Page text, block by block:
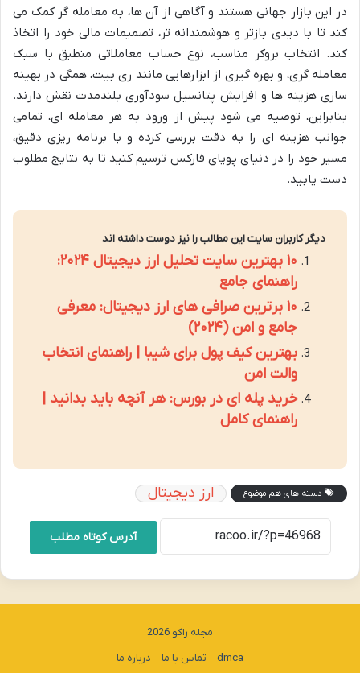
در این بازار جهانی هستند و آگاهی از آن ها، به معامله گر کمک می
کند تا با دیدی بازتر و هوشمندانه تر، تصمیمات مالی خود را اتخاذ
کند. انتخاب بروکر مناسب، نوع حساب معاملاتی منطبق با سبک
معامله گری، و بهره گیری از ابزارهایی مانند ری بیت، همگی در بهینه
سازی هزینه ها و افزایش پتانسیل سودآوری بلندمدت نقش دارند.
بنابراین، توصیه می شود پیش از ورود به هر معامله ای، تمامی
جوانب هزینه ای را به دقت بررسی کرده و با برنامه ریزی دقیق،
مسیر خود را در دنیای پویای فارکس ترسیم کنید تا به نتایج مطلوب
دست یابید.
دیگر کاربران سایت این مطالب را نیز دوست داشته اند
۱۰ بهترین سایت تحلیل ارز دیجیتال ۲۰۲۴:
راهنمای جامع
۱۰ برترین صرافی های ارز دیجیتال: معرفی
جامع و امن (۲۰۲۴)
بهترین کیف پول برای شیبا | راهنمای انتخاب
والت امن
خرید پله ای در بورس: هر آنچه باید بدانید |
راهنمای کامل
دسته های هم موضوع ارز دیجیتال
آدرس کوتاه مطلب
مجله راکو 2026
dmca
تماس با ما درباره ما